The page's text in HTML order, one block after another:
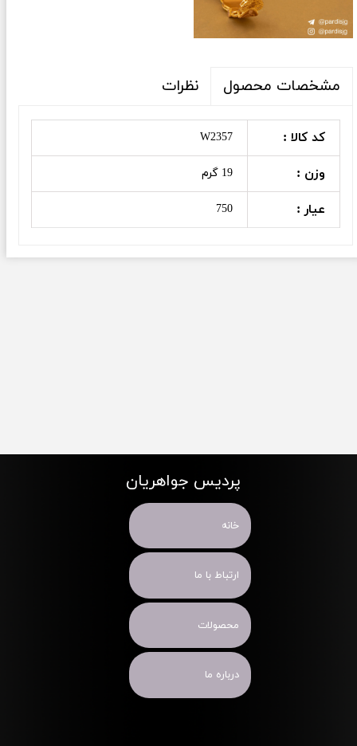
مشخصات محصول نظرات
کد کالا : W2357
وزن : 19 گرم
عیار : 750
پردیس جواهریان
خانه
ارتباط با ما
محصولات
درباره ما